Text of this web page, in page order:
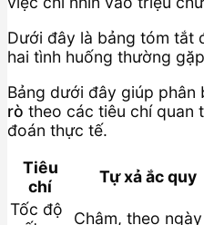
Dưới đây là bảng tóm tắt
hai tình huống thường
Bảng dưới đây giúp phân
rò theo các tiêu chí quan
đoán thực tế.
Tiêu
chí
Tự xả ắc quy
Tốc độ
Chậm, theo ngày